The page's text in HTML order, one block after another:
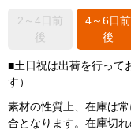
2～4日前
後
4～6日前
後
■土日祝は出荷を行って
す）
素材の性質上、在庫は
合となります。在庫切